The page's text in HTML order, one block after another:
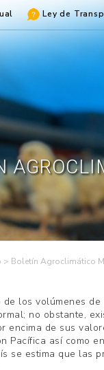
Ley de
> Boletín Agroclimático
los volúmenes
no obstante,
encima de sus
Pacífica así como
se estima que las